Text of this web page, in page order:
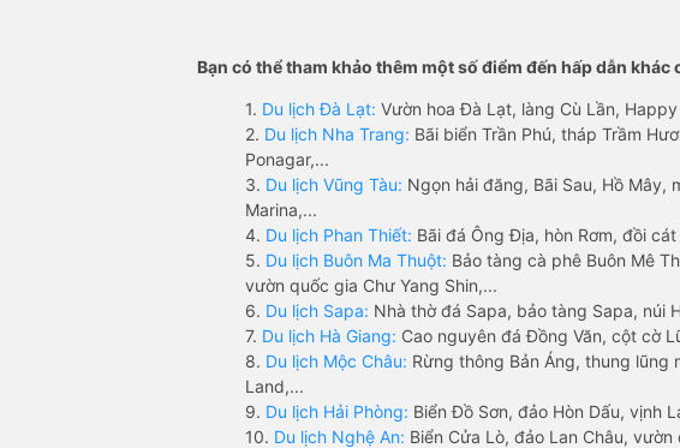
Bạn có thể tham khảo thêm một số điểm đến hấp dẫn
1. Du lịch Đà Lạt: Vườn hoa Đà Lạt, làng Cù Lần,
2. Du lịch Nha Trang: Bãi biển Trần Phú, tháp Trầm
Ponagar,...
3. Du lịch Vũng Tàu: Ngọn hải đăng, Bãi Sau, Hồ Mây,
Marina,...
4. Du lịch Phan Thiết: Bãi đá Ông Địa, hòn Rơm, đồi
5. Du lịch Buôn Ma Thuột: Bảo tàng cà phê Buôn Mê
vườn quốc gia Chư Yang Shin,...
6. Du lịch Sapa: Nhà thờ đá Sapa, bảo tàng Sapa, núi
7. Du lịch Hà Giang: Cao nguyên đá Đồng Văn, cột cờ
8. Du lịch Mộc Châu: Rừng thông Bản Áng, thung lũng
Land,...
9. Du lịch Hải Phòng: Biển Đồ Sơn, đảo Hòn Dấu, vịnh
10. Du lịch Nghệ An: Biển Cửa Lò, đảo Lan Châu,